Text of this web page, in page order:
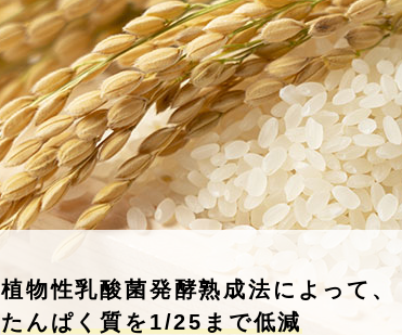
植物性乳酸菌発酵熟成法によって、
たんぱく質を1/25まで低減